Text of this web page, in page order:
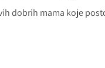
dobrih mama koje